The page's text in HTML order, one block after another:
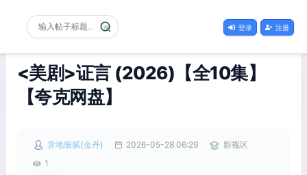
登录 注册
<美剧>证言 (2026)【全10集】
【夸克网盘】
异地细腻(金丹) 2026-05-28 06:29
影视区
1